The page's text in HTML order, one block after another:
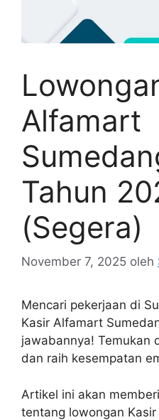
Alfamart
Tahun
(Segera)
November 7, 2025 oleh
Mencari pekerjaan di
Kasir Alfamart
jawabannya! Temukan
dan raih kesempatan
Artikel ini akan
tentang lowongan